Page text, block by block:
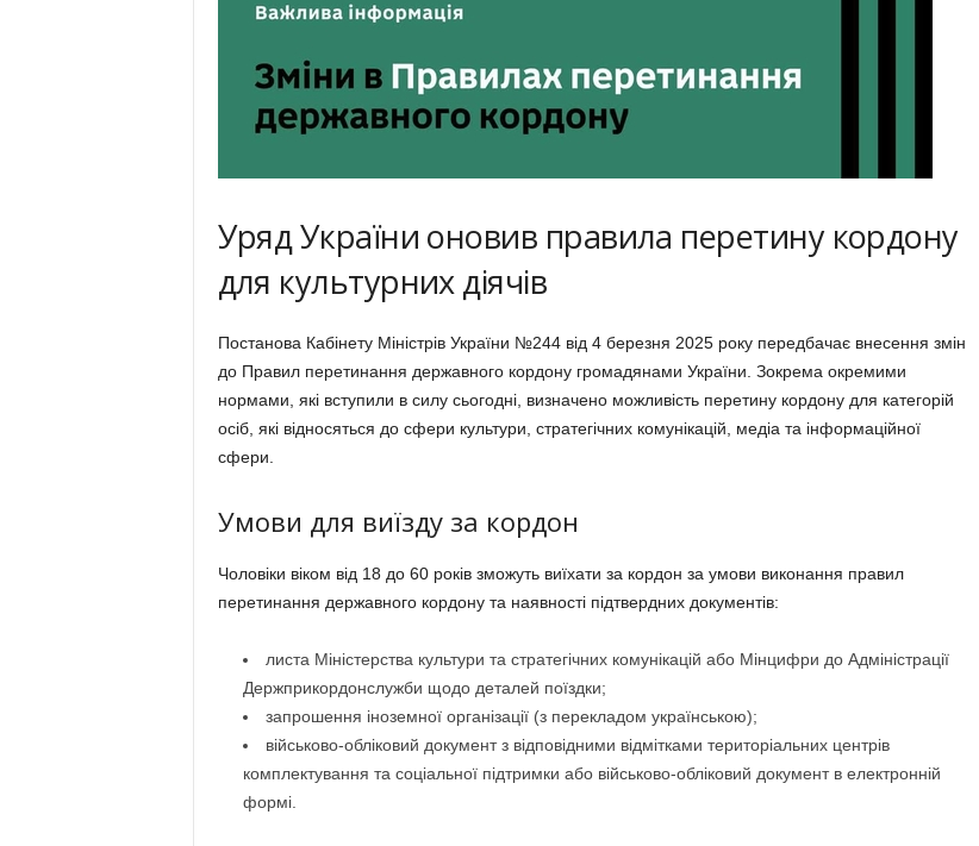
Уряд України оновив правила перетину кордону
для культурних діячів
Постанова Кабінету Міністрів України №244 від 4 березня 2025 року передбачає внесення змін
до Правил перетинання державного кордону громадянами України. Зокрема окремими
нормами, які вступили в силу сьогодні, визначено можливість перетину кордону для категорій
осіб, які відносяться до сфери культури, стратегічних комунікацій, медіа та інформаційної
сфери.
Умови для виїзду за кордон
Чоловіки віком від 18 до 60 років зможуть виїхати за кордон за умови виконання правил
перетинання державного кордону та наявності підтвердних документів:
листа Міністерства культури та стратегічних комунікацій або Мінцифри до Адміністрації
Держприкордонслужби щодо деталей поїздки;
запрошення іноземної організації (з перекладом українською);
військово-обліковий документ з відповідними відмітками територіальних центрів
комплектування та соціальної підтримки або військово-обліковий документ в електронній
формі.